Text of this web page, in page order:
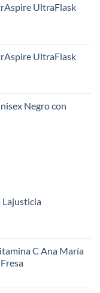
UltraFlask
UltraFlask
Negro con
Lajusticia
C Ana María